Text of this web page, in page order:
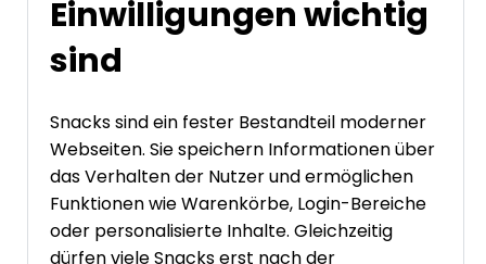
Einwilligungen wichtig
sind
Snacks sind ein fester Bestandteil moderner
Webseiten. Sie speichern Informationen über
das Verhalten der Nutzer und ermöglichen
Funktionen wie Warenkörbe, Login-Bereiche
oder personalisierte Inhalte. Gleichzeitig
dürfen viele Snacks erst nach der